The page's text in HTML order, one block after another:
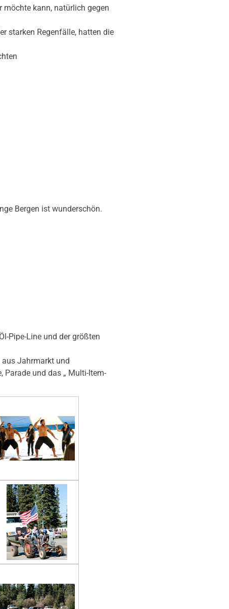
möchte kann, natürlich gegen
starken Regenfälle, hatten die
Bergen ist wunderschön.
Pipe-Line und der größten
Jahrmarkt und
und das „ Multi-Item-